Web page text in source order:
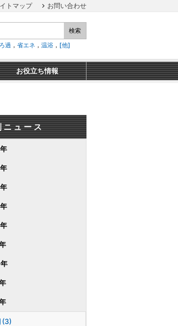
トマップ お問い合わせ
検索
ろ過 ， 省エネ ， 温浴 ， [他]
お役立ち情報
ニュース
(3)